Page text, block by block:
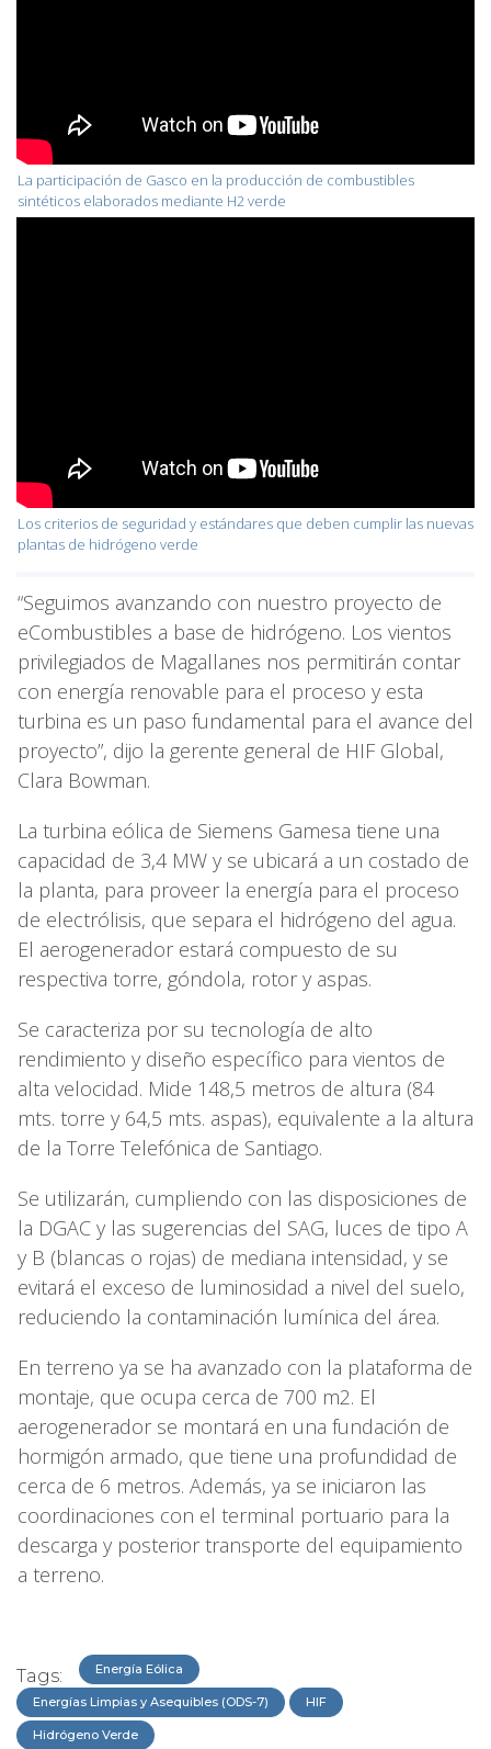
La participación de Gasco en la producción de combustibles
sintéticos elaborados mediante H2 verde
Los criterios de seguridad y estándares que deben cumplir las nuevas
plantas de hidrógeno verde
“Seguimos avanzando con nuestro proyecto de
eCombustibles a base de hidrógeno. Los vientos
privilegiados de Magallanes nos permitirán contar
con energía renovable para el proceso y esta
turbina es un paso fundamental para el avance del
proyecto”, dijo la gerente general de HIF Global,
Clara Bowman.
La turbina eólica de Siemens Gamesa tiene una
capacidad de 3,4 MW y se ubicará a un costado de
la planta, para proveer la energía para el proceso
de electrólisis, que separa el hidrógeno del agua.
El aerogenerador estará compuesto de su
respectiva torre, góndola, rotor y aspas.
Se caracteriza por su tecnología de alto
rendimiento y diseño específico para vientos de
alta velocidad. Mide 148,5 metros de altura (84
mts. torre y 64,5 mts. aspas), equivalente a la altura
de la Torre Telefónica de Santiago.
Se utilizarán, cumpliendo con las disposiciones de
la DGAC y las sugerencias del SAG, luces de tipo A
y B (blancas o rojas) de mediana intensidad, y se
evitará el exceso de luminosidad a nivel del suelo,
reduciendo la contaminación lumínica del área.
En terreno ya se ha avanzado con la plataforma de
montaje, que ocupa cerca de 700 m2. El
aerogenerador se montará en una fundación de
hormigón armado, que tiene una profundidad de
cerca de 6 metros. Además, ya se iniciaron las
coordinaciones con el terminal portuario para la
descarga y posterior transporte del equipamiento
a terreno.
Tags: Energía Eólica
Energías Limpias y Asequibles (ODS-7) HIF
Hidrógeno Verde